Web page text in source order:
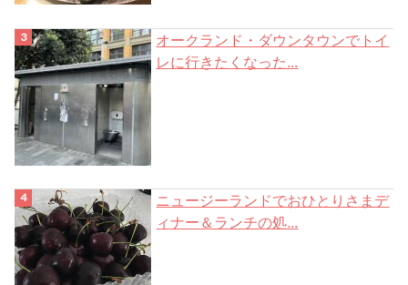
オークランド・ダウンタウンでトイ
レに行きたくなった...
ニュージーランドでおひとりさまデ
ィナー＆ランチの処...